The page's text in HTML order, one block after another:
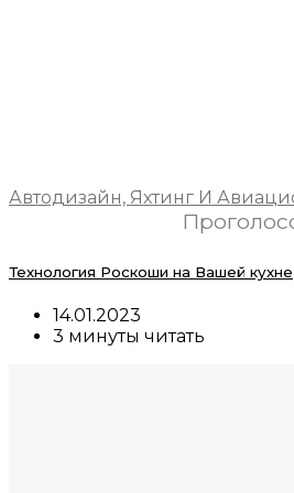
Автодизайн, Яхтинг И
Технология Роскоши на Вашей кухне
14.01.2023
3 минуты читать